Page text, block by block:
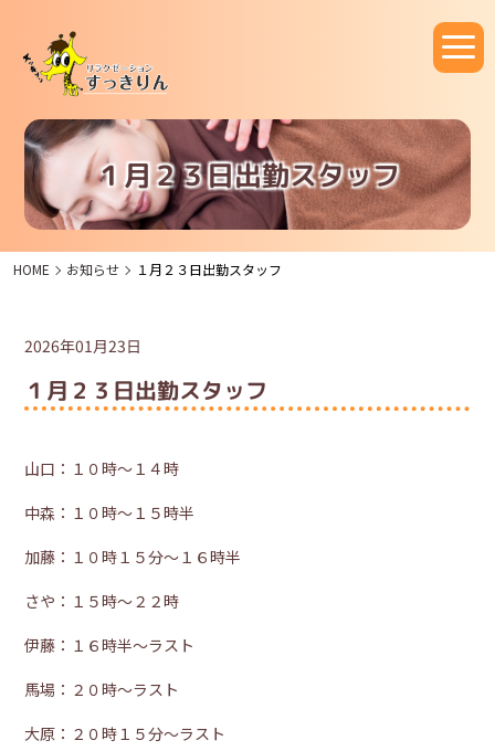
１月２３日出勤スタッフ
HOME お知らせ １月２３日出勤スタッフ
2026年01月23日
１月２３日出勤スタッフ
山口：１０時～１４時
中森：１０時～１５時半
加藤：１０時１５分～１６時半
さや：１５時～２２時
伊藤：１６時半～ラスト
馬場：２０時～ラスト
大原：２０時１５分～ラスト